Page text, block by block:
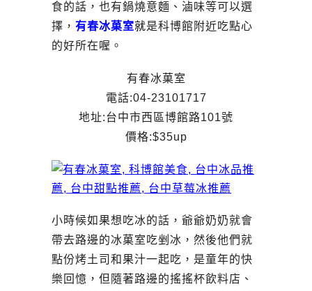
食的話，也有鍋燒意麵、滷味等可以選
擇， 有春冰菓室就是科博館附近吃點心
的好所在喔。
有春冰菓室
電話:04-23101717
地址:台中市西區博館路101號
價格:$35up
小時候如果想吃冰的話，爺爺奶奶就會
帶去路邊的冰菓室吃剉冰，然後他們就
點份烤土司和果汁一起吃，是童年的快
樂回憶，但隨著路邊的搖搖杯飲料店、